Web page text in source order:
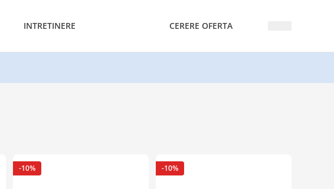
INTRETINERE CERERE OFERTA
-10% -10%